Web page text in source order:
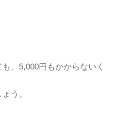
、5,000円もかからないく
う。